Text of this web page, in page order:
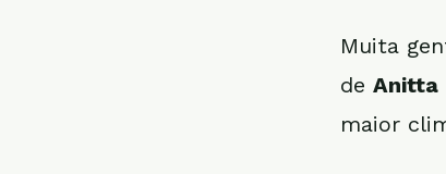
Muita
de Anitta
maior